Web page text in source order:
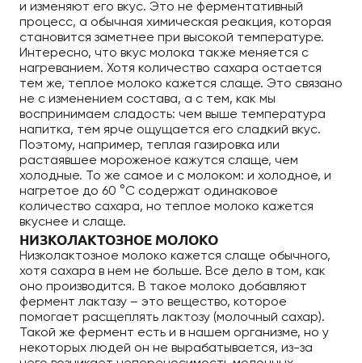
и изменяют его вкус. Это не ферментативный
процесс, а обычная химическая реакция, которая
становится заметнее при высокой температуре.
Интересно, что вкус молока также меняется с
нагреванием. Хотя количество сахара остается
тем же, теплое молоко кажется слаще. Это связано
не с изменением состава, а с тем, как мы
воспринимаем сладость: чем выше температура
напитка, тем ярче ощущается его сладкий вкус.
Поэтому, например, теплая газировка или
растаявшее мороженое кажутся слаще, чем
холодные. То же самое и с молоком: и холодное, и
нагретое до 60 °C содержат одинаковое
количество сахара, но теплое молоко кажется
вкуснее и слаще.
НИЗКОЛАКТОЗНОЕ МОЛОКО
Низколактозное молоко кажется слаще обычного,
хотя сахара в нем не больше. Все дело в том, как
оно производится. В такое молоко добавляют
фермент лактазу – это вещество, которое
помогает расщеплять лактозу (молочный сахар).
Такой же фермент есть и в нашем организме, но у
некоторых людей он не вырабатывается, из-за